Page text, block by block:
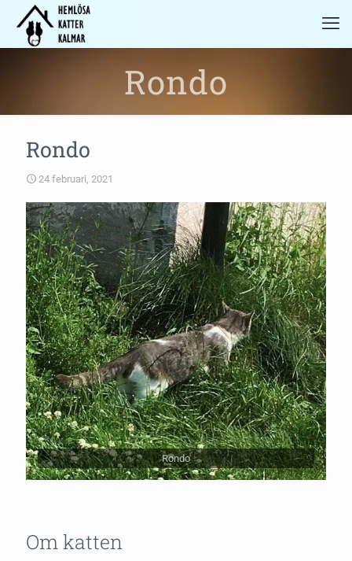
Rondo
Rondo
24 februari, 2021
Rondo
Om katten